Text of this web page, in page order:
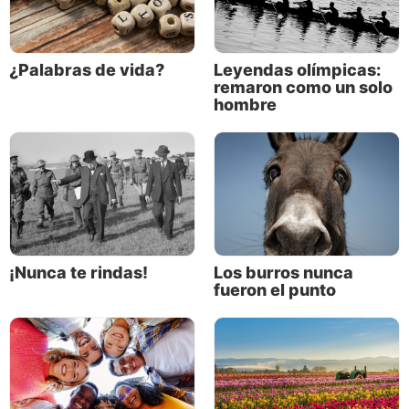
Considerando la historia previa de los tres amigos,
seguramente la desobediencia abierta no hubiera
sido su primera opción. Pero en esa ocasión, era su
opción. Y cuando llegó el momento, lo
enfrentaron con valentía. Se rehusaron a transigir
su relación con Dios, incluso cuando eso significaba
destacar en medio de una multitud y mostrar su
desacuerdo de forma incómoda y pública, e incluso
cuando implicaba su propia muerte.
Los amigos de Daniel dijeron “No”, y lo dijeron
abiertamente.
Estar avisado es estar preparado
Si necesitamos pruebas de que nuestro mundo está
bajo la influencia de Satanás el diablo, basta
considerar el hecho de que, a través de la historia,
¿Palabras de vida?
Leyendas olímpicas:
remaron como un solo
hombre
¡Nunca te rindas!
Los burros nunca
fueron el punto